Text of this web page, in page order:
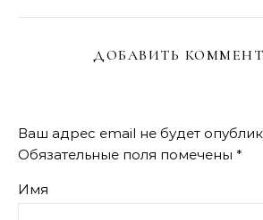
ДОБАВИТЬ
Ваш адрес email не будет
Обязательные поля помечены *
Имя